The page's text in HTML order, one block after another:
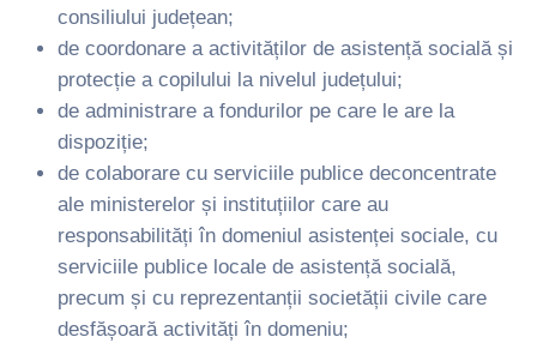
consiliului județean;
de coordonare a activităților de asistență socială și
protecție a copilului la nivelul județului;
de administrare a fondurilor pe care le are la
dispoziție;
de colaborare cu serviciile publice deconcentrate
ale ministerelor și instituțiilor care au
responsabilități în domeniul asistenței sociale, cu
serviciile publice locale de asistență socială,
precum și cu reprezentanții societății civile care
desfășoară activități în domeniu;